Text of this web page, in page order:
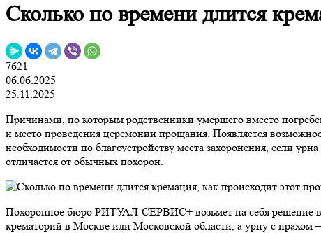
Сколько по времени длится
7621
06.06.2025
25.11.2025
Причинами, по которым родственники умершего вместо
и место проведения церемонии прощания. Появляется
необходимости по благоустройству места захоронения, если
отличается от обычных похорон.
Похоронное бюро РИТУАЛ-СЕРВИС+ возьмет на себя решение
крематорий в Москве или Московской области, а урну с прахом